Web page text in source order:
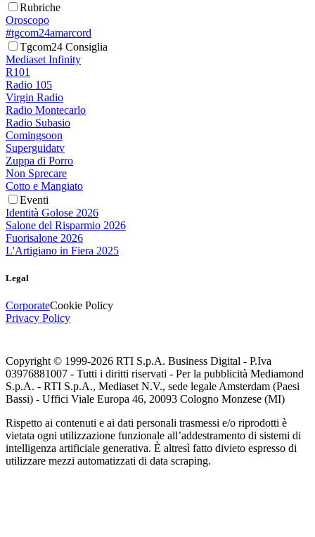
Rubriche
Oroscopo
#tgcom24amarcord
Tgcom24 Consiglia
Mediaset Infinity
R101
Radio 105
Virgin Radio
Radio Montecarlo
Radio Subasio
Comingsoon
Superguidatv
Zuppa di Porro
Non Sprecare
Cotto e Mangiato
Eventi
Identità Golose 2026
Salone del Risparmio 2026
Fuorisalone 2026
L'Artigiano in Fiera 2025
Legal
CorporateCookie Policy
Privacy Policy
Copyright © 1999-2026 RTI S.p.A. Business Digital - P.Iva
03976881007 - Tutti i diritti riservati - Per la pubblicità Mediamond
S.p.A. - RTI S.p.A., Mediaset N.V., sede legale Amsterdam (Paesi
Bassi) - Uffici Viale Europa 46, 20093 Cologno Monzese (MI)
Rispetto ai contenuti e ai dati personali trasmessi e/o riprodotti è
vietata ogni utilizzazione funzionale all’addestramento di sistemi di
intelligenza artificiale generativa. È altresì fatto divieto espresso di
utilizzare mezzi automatizzati di data scraping.